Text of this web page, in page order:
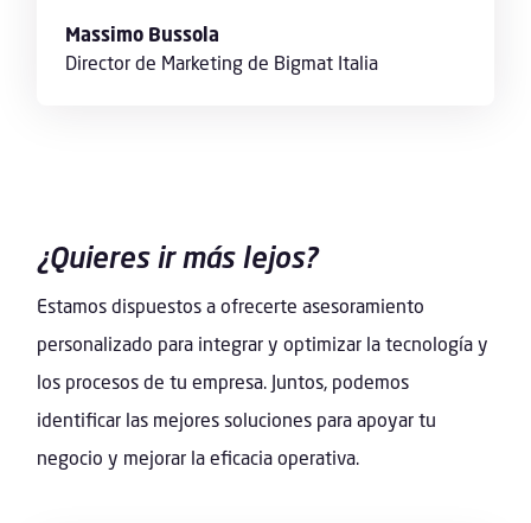
Massimo Bussola
Director de Marketing de Bigmat Italia
¿Quieres ir más lejos?
Estamos dispuestos a ofrecerte asesoramiento
personalizado para integrar y optimizar la tecnología y
los procesos de tu empresa. Juntos, podemos
identificar las mejores soluciones para apoyar tu
negocio y mejorar la eficacia operativa.